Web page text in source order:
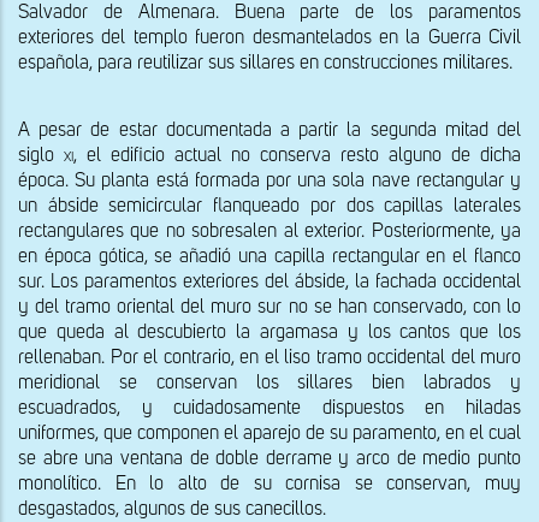
Salvador de Almenara. Buena parte de los paramentos
exteriores del templo fueron desmantelados en la Guerra Civil
española, para reutilizar sus sillares en construcciones militares.
A pesar de estar documentada a partir la segunda mitad del
siglo xi, el edificio actual no conserva resto alguno de dicha
época. Su planta está formada por una sola nave rectangular y
un ábside semicircular flanqueado por dos capillas laterales
rectangulares que no sobresalen al exterior. Posteriormente, ya
en época gótica, se añadió una capilla rectangular en el flanco
sur. Los paramentos exteriores del ábside, la fachada occidental
y del tramo oriental del muro sur no se han conservado, con lo
que queda al descubierto la argamasa y los cantos que los
rellenaban. Por el contrario, en el liso tramo occidental del muro
meridional se conservan los sillares bien labrados y
escuadrados, y cuidadosamente dispuestos en hiladas
uniformes, que componen el aparejo de su paramento, en el cual
se abre una ventana de doble derrame y arco de medio punto
monolítico. En lo alto de su cornisa se conservan, muy
desgastados, algunos de sus canecillos.